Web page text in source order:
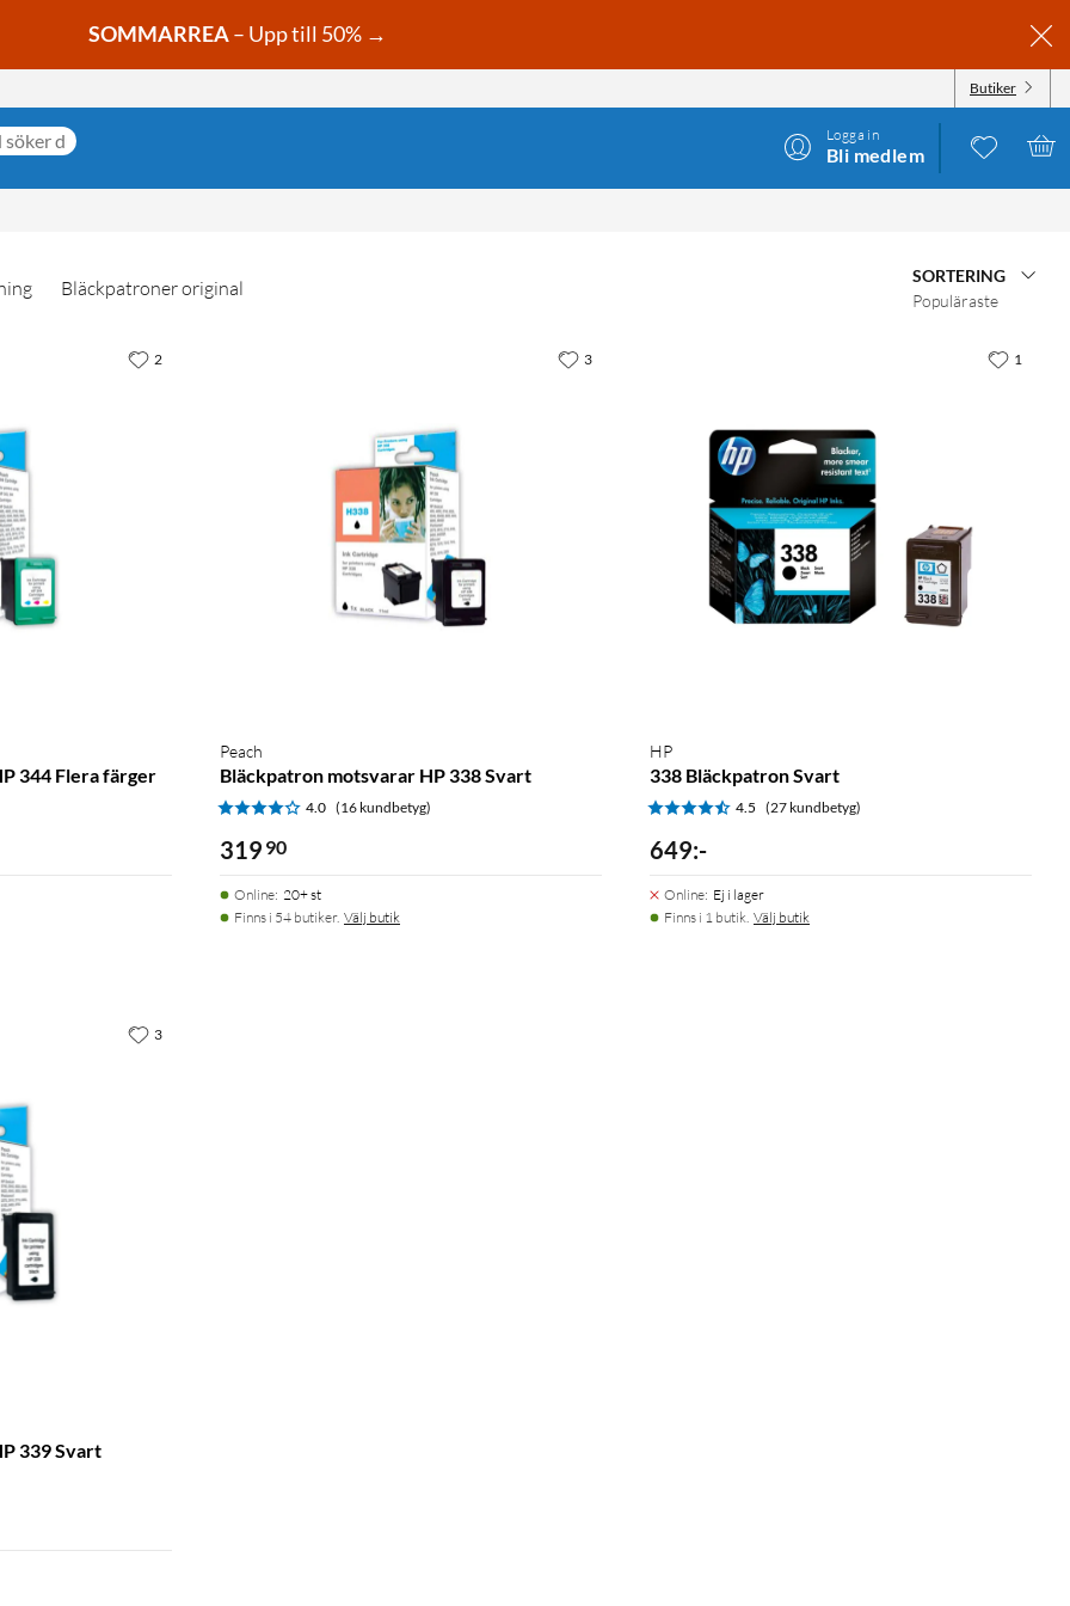
SOMMARREA– Upp till 50% →
Butiker
Logga in
Bli medlem
Bläckpatroner original
SORTERING
Populäraste
344 Flera färger
2
Peach
Bläckpatron motsvarar HP 338 Svart
4.0 (16 kundbetyg)
319 90
Online: 20+ st
Finns i 54 butiker. Välj butik
3
HP
338 Bläckpatron Svart
4.5 (27 kundbetyg)
649:-
Online: Ej i lager
Finns i 1 butik. Välj butik
1
339 Svart
3